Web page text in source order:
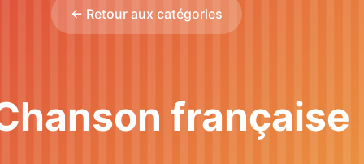
← Retour aux catégories
française